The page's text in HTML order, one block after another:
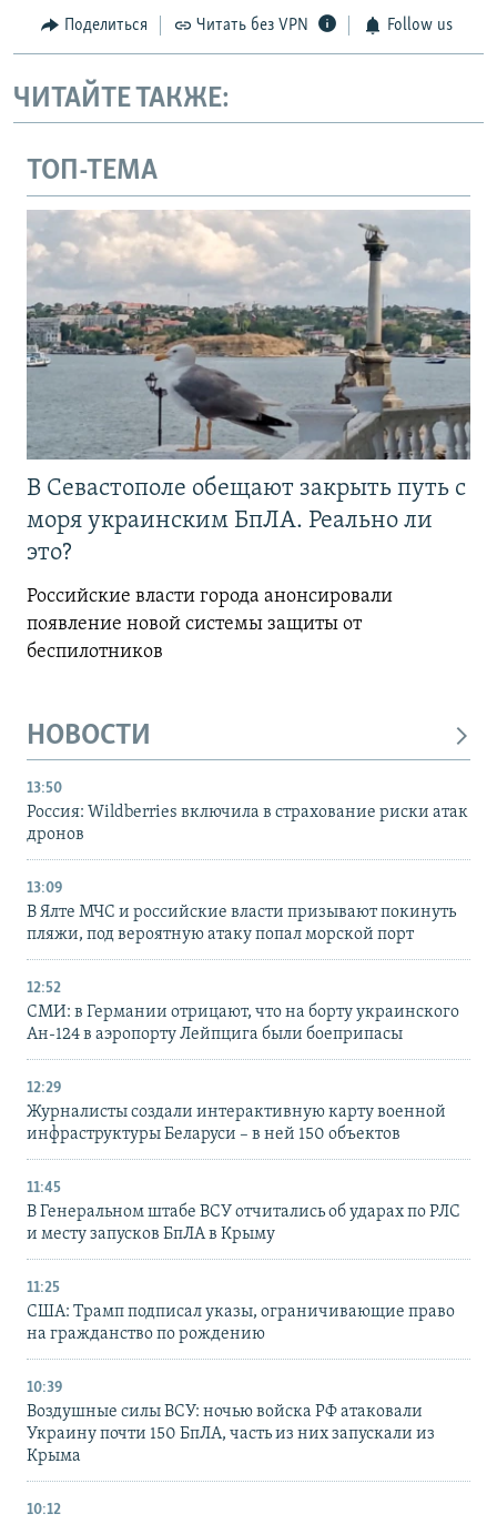
Поделиться Читать без VPN Follow us
ЧИТАЙТЕ ТАКЖЕ:
ТОП-ТЕМА
В Севастополе обещают закрыть путь с
моря украинским БпЛА. Реально ли
это?
Российские власти города анонсировали
появление новой системы защиты от
беспилотников
НОВОСТИ
13:50
Россия: Wildberries включила в страхование риски атак
дронов
13:09
В Ялте МЧС и российские власти призывают покинуть
пляжи, под вероятную атаку попал морской порт
12:52
СМИ: в Германии отрицают, что на борту украинского
Ан-124 в аэропорту Лейпцига были боеприпасы
12:29
Журналисты создали интерактивную карту военной
инфраструктуры Беларуси – в ней 150 объектов
11:45
В Генеральном штабе ВСУ отчитались об ударах по РЛС
и месту запусков БпЛА в Крыму
11:25
США: Трамп подписал указы, ограничивающие право
на гражданство по рождению
10:39
Воздушные силы ВСУ: ночью войска РФ атаковали
Украину почти 150 БпЛА, часть из них запускали из
Крыма
10:12